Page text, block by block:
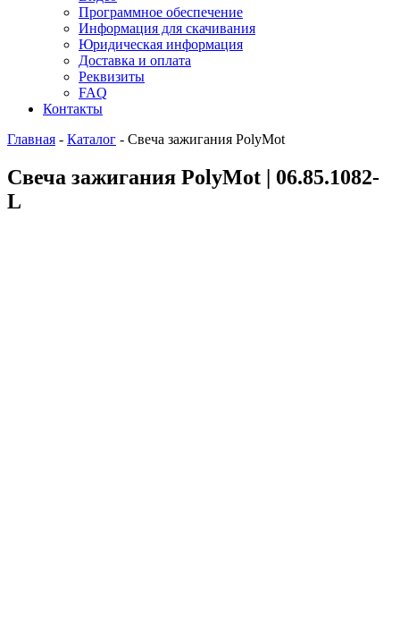
Программное обеспечение
Информация для скачивания
Юридическая информация
Доставка и оплата
Реквизиты
FAQ
Контакты
Главная - Каталог - Свеча зажигания PolyMot
Свеча зажигания PolyMot | 06.85.1082-
L